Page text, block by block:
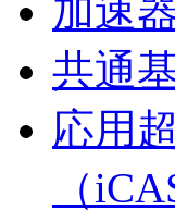
加速
共通
応用
（